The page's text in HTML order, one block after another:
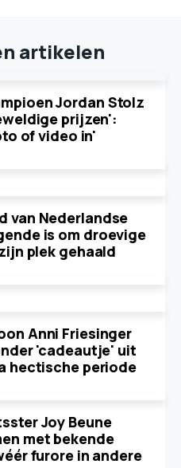
artikelen
Jordan Stolz
prijzen':
of video in'
van Nederlandse
is om droevige
plek gehaald
Anni Friesinger
'cadeautje' uit
hectische periode
Joy Beune
met bekende
furore in andere